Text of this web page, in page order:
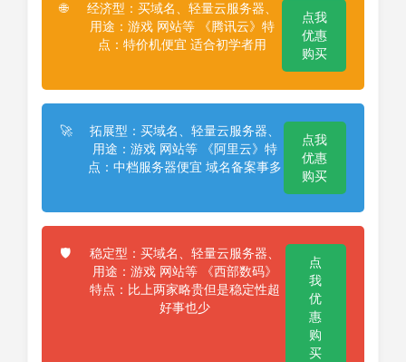
🌐
经济型：买域名、轻量云服务器、
用途：游戏 网站等 《腾讯云》特
点：特价机便宜 适合初学者用
点我
优惠
购买
🚀
拓展型：买域名、轻量云服务器、
用途：游戏 网站等 《阿里云》特
点：中档服务器便宜 域名备案事多
点我
优惠
购买
🛡️
稳定型：买域名、轻量云服务器、
用途：游戏 网站等 《西部数码》
特点：比上两家略贵但是稳定性超
好事也少
点
我
优
惠
购
买